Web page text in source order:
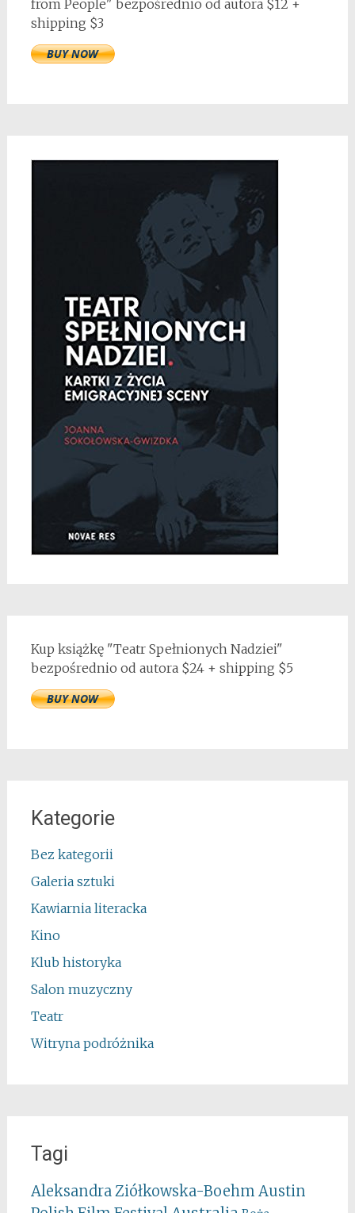
from People" bezpośrednio od autora $12 +
shipping $3
Kup książkę "Teatr Spełnionych Nadziei"
bezpośrednio od autora $24 + shipping $5
Kategorie
Bez kategorii
Galeria sztuki
Kawiarnia literacka
Kino
Klub historyka
Salon muzyczny
Teatr
Witryna podróżnika
Tagi
Aleksandra Ziółkowska-Boehm Austin